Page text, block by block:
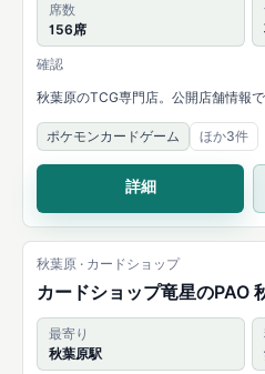
席数
156席
確認
秋葉原のTCG専門店。公開店舗情報
ペースを案内しています。
ポケモンカードゲーム
ほか3件
詳細
秋葉原 · カードショップ
カードショップ竜星のPAO
最寄り
秋葉原駅